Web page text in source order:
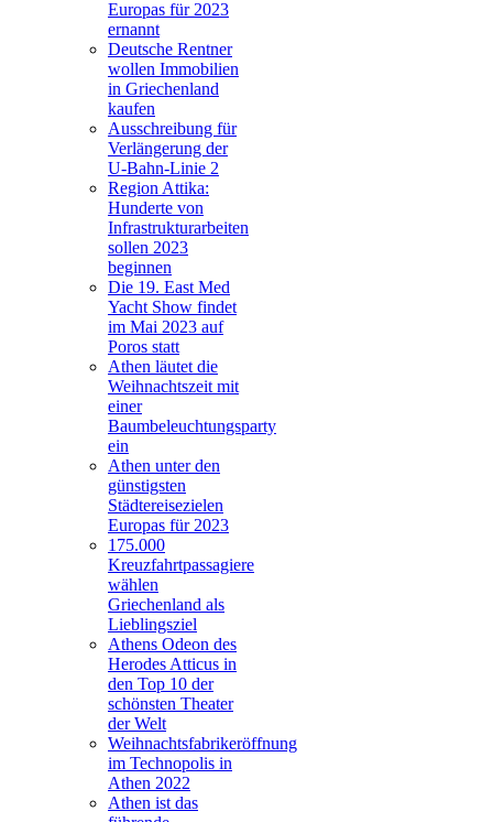
Europas für 2023
ernannt
Deutsche Rentner
wollen Immobilien
in Griechenland
kaufen
Ausschreibung für
Verlängerung der
U-Bahn-Linie 2
Region Attika:
Hunderte von
Infrastrukturarbeiten
sollen 2023
beginnen
Die 19. East Med
Yacht Show findet
im Mai 2023 auf
Poros statt
Athen läutet die
Weihnachtszeit mit
einer
Baumbeleuchtungsparty
ein
Athen unter den
günstigsten
Städtereisezielen
Europas für 2023
175.000
Kreuzfahrtpassagiere
wählen
Griechenland als
Lieblingsziel
Athens Odeon des
Herodes Atticus in
den Top 10 der
schönsten Theater
der Welt
Weihnachtsfabrikeröffnung
im Technopolis in
Athen 2022
Athen ist das